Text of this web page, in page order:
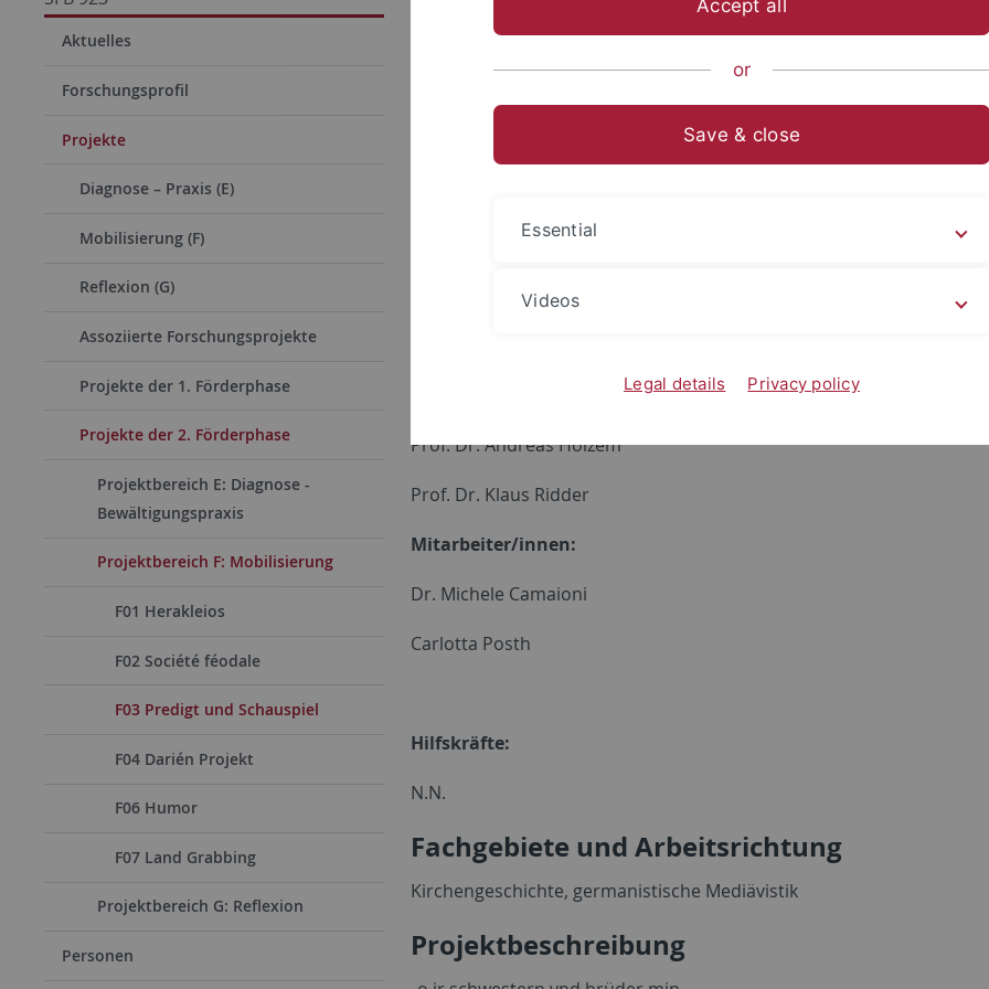
Aktuelles
Forschungsprofil
Projekte
Diagnose – Praxis (E)
Mobilisierung (F)
Reflexion (G)
Assoziierte Forschungsprojekte
Projekte der 1. Förderphase
Projekte der 2. Förderphase
Projektbereich E: Diagnose -
Bewältigungspraxis
Projektbereich F: Mobilisierung
F01 Herakleios
F02 Société féodale
F03 Predigt und Schauspiel
F04 Darién Projekt
F06 Humor
F07 Land Grabbing
Projektbereich G: Reflexion
Personen
Schauspielen des Spätmittelalters
Teilprojekt F03 widmet sich, in interkonfessionellem, europäisch-
1500/1517 überschreitendem Zugriff, weithin wirkenden Predigten
fassbaren Bedrohungskommunikation. Analysiert werden drei
Weltgericht', 'Jüdische Verschwörung', 'Konfessionelle
sprachlich-textuelle, rhetorisch-theatrale und religiös-soziale
Strategien der Mobilisierung zur Abwendung von Bedrohung
Prof. Dr. Andreas Holzem
Prof. Dr. Klaus Ridder
Mitarbeiter/innen:
Dr. Michele Camaioni
Carlotta Posth
Hilfskräfte:
N.N.
Fachgebiete und Arbeitsrichtung
Kirchengeschichte, germanistische Mediävistik
Projektbeschreibung
Accept all
or
Save & close
Essential
Videos
Legal details Privacy policy